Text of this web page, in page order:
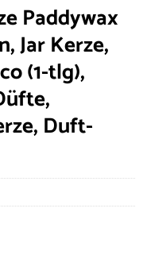
Paddywax
Jar Kerze,
(1-tlg),
Duft-